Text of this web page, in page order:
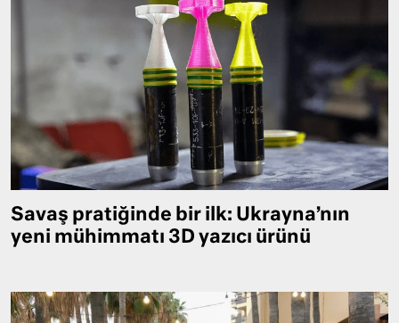
Savaş pratiğinde bir ilk: Ukrayna’nın
yeni mühimmatı 3D yazıcı ürünü